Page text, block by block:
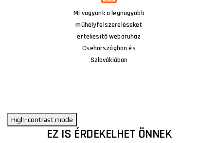
Mi vagyunk a legnagyobb
műhelyfelszereléseket
értékesítő webáruház
Csehországban és
Szlovákiában
High-contrast mode
EZ IS ÉRDEKELHET ÖNNEK